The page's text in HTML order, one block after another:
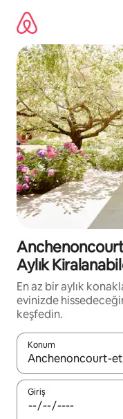
Aylık
En az bir aylık
evinizde
keşfedin.
Konum
Sonuçlar
Giriş